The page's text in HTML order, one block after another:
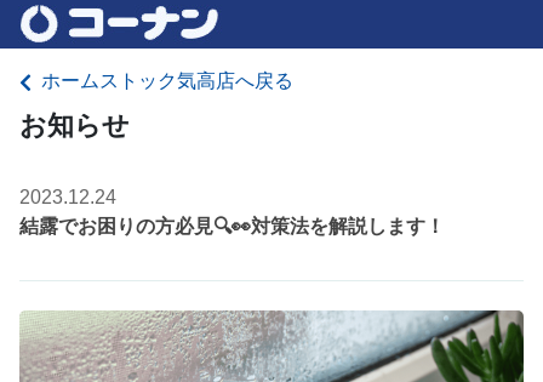
ホームストック気高店へ戻る
お知らせ
2023.12.24
結露でお困りの方必見🔍👀対策法を解説します！